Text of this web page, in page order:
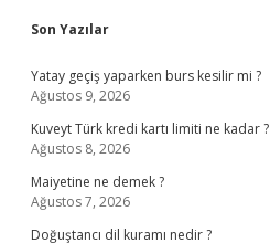
Sidebar
Son Yazılar
Yatay geçiş yaparken burs kesilir mi ?
Ağustos 9, 2026
Kuveyt Türk kredi kartı limiti ne kadar ?
Ağustos 8, 2026
Maiyetine ne demek ?
Ağustos 7, 2026
Doğuştancı dil kuramı nedir ?